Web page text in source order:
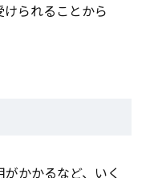
られることから
かかるなど、いく